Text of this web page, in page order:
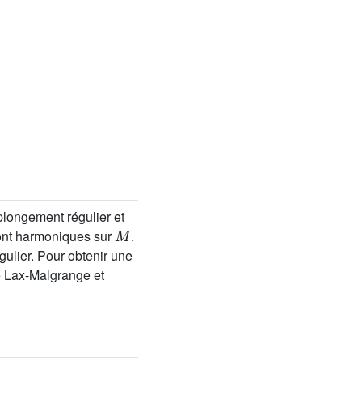
régulier et
harmoniques sur
M
.
Pour obtenir une
Malgrange et